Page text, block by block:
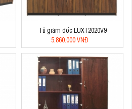
Tủ giám đốc LUXT2020V9
5.860.000 VNĐ